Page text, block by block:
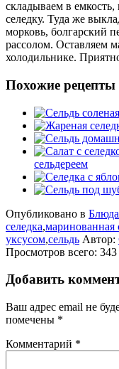
складываем в
селедку. Туда же
морковь, болгарский
рассолом. Оставляем
холодильнике.
Похожие рецепты
сельдереем
Опубликовано в
селедка,маринованная
уксусом,сельдь Автор:
Просмотров всего: 343
Добавить
Ваш адрес email не
помечены *
Комментарий *